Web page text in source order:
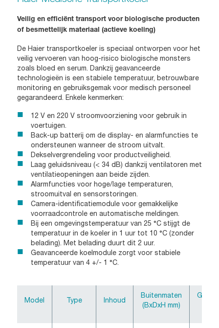
Veilig en efficiënt transport voor biologische producten
of besmettelijk materiaal (actieve koeling)
De Haier transportkoeler is speciaal ontworpen voor het
veilig vervoeren van hoog-risico biologische monsters
zoals bloed en serum. Dankzij geavanceerde
technologieën is een stabiele temperatuur, betrouwbare
monitoring en gebruiksgemak voor medisch personeel
gegarandeerd. Enkele kenmerken:
12 V en 220 V stroomvoorziening voor gebruik in
voertuigen.
Back-up batterij om de display- en alarmfuncties te
ondersteunen wanneer de stroom uitvalt.
Dekselvergrendeling voor productveiligheid.
Laag geluidsniveau (< 34 dB) dankzij ventilatoren met
ventilatieopeningen aan beide zijden.
Alarmfuncties voor hoge/lage temperaturen,
stroomuitval en sensorstoringen.
Camera-identificatiemodule voor gemakkelijke
voorraadcontrole en automatische meldingen.
Bij een omgevingstemperatuur van 25 °C stijgt de
temperatuur in de koeler in 1 uur tot 10 °C (zonder
belading). Met belading duurt dit 2 uur.
Geavanceerde koelmodule zorgt voor stabiele
temperatuur van 4 +/- 1 °C.
Model Type Inhoud
Buitenmaten
(BxDxH mm)